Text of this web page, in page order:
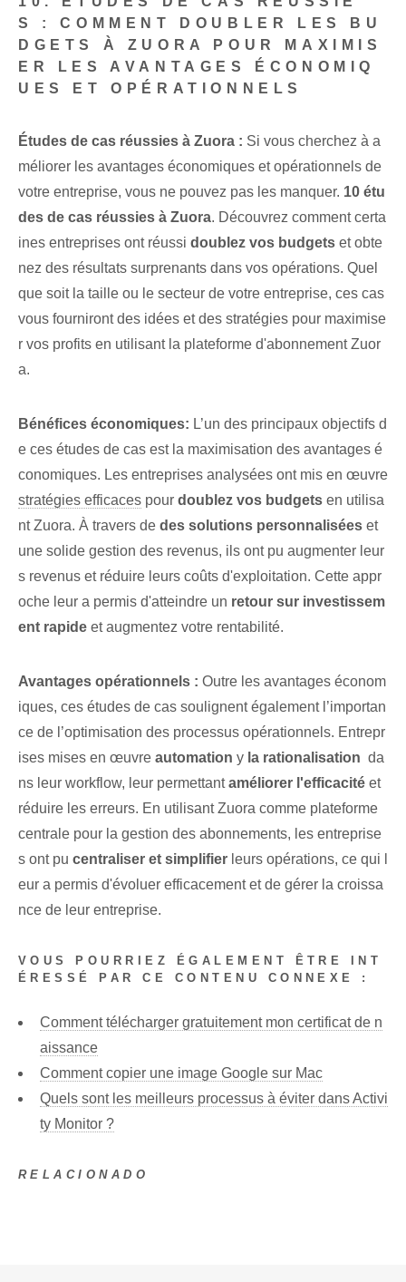
S : COMMENT DOUBLER LES BU
DGETS À ZUORA POUR MAXIMIS
ER LES AVANTAGES ÉCONOMIQ
UES ET OPÉRATIONNELS
Études de cas réussies à Zuora : Si vous cherchez à a
méliorer les avantages économiques et opérationnels de
votre entreprise, vous ne pouvez pas les manquer. 10 étu
des de cas réussies à Zuora. Découvrez comment certa
ines entreprises ont réussi doublez vos budgets et obte
nez des résultats surprenants dans vos opérations. Quel
que soit la taille ou le secteur de votre entreprise, ces cas
vous fourniront des idées et des stratégies pour maximise
r vos profits en utilisant la plateforme d'abonnement Zuor
a.
Bénéfices économiques: L’un des principaux objectifs d
e ces études de cas est la maximisation des avantages é
conomiques. Les ‌entreprises analysées ont mis en œuvre
stratégies efficaces pour doublez vos budgets en utilisa
nt Zuora. À travers de des solutions personnalisées et
une solide gestion des revenus, ils ont pu augmenter leur
s revenus et réduire leurs coûts d'exploitation. Cette appr
oche leur a permis d'atteindre un retour sur investissem
ent rapide et​ augmentez votre rentabilité.
Avantages opérationnels : Outre les avantages économ
iques, ces études de cas soulignent également l’importan
ce de l’optimisation des processus opérationnels. Entrepr
ises mises en œuvre automation y la rationalisation ⁣ da
ns leur workflow, leur permettantaméliorer l'efficacité et
réduire les erreurs. En utilisant Zuora comme plateforme
centrale pour la gestion des abonnements, les entreprise
s ont pu centraliser et simplifier leurs opérations, ce qui l
eur a permis d'évoluer efficacement et de gérer la croissa
nce de leur entreprise.
VOUS POURRIEZ ÉGALEMENT ÊTRE INT
ÉRESSÉ PAR CE CONTENU CONNEXE :
Comment télécharger gratuitement mon certificat de n
aissance
Comment copier une image Google sur Mac
Quels sont les meilleurs processus à éviter dans Activi
ty Monitor ?
RELACIONADO